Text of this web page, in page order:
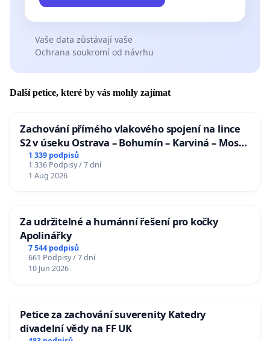
Vaše data zůstávají vaše
Ochrana soukromí od návrhu
Další petice, které by vás mohly zajímat
Zachování přímého vlakového spojení na lince
S2 v úseku Ostrava – Bohumín – Karviná – Mosty
u Jablunkova
1 339 podpisů
1 336 Podpisy / 7 dní
1 Aug 2026
Za udržitelné a humánní řešení pro kočky
Apolinářky
7 544 podpisů
661 Podpisy / 7 dní
10 Jun 2026
Petice za zachování suverenity Katedry
divadelní vědy na FF UK